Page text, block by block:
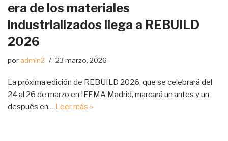
era de los materiales
industrializados llega a REBUILD
2026
por admin2 23 marzo, 2026
La próxima edición de REBUILD 2026, que se celebrará del
24 al 26 de marzo en IFEMA Madrid, marcará un antes y un
después en… Leer más »